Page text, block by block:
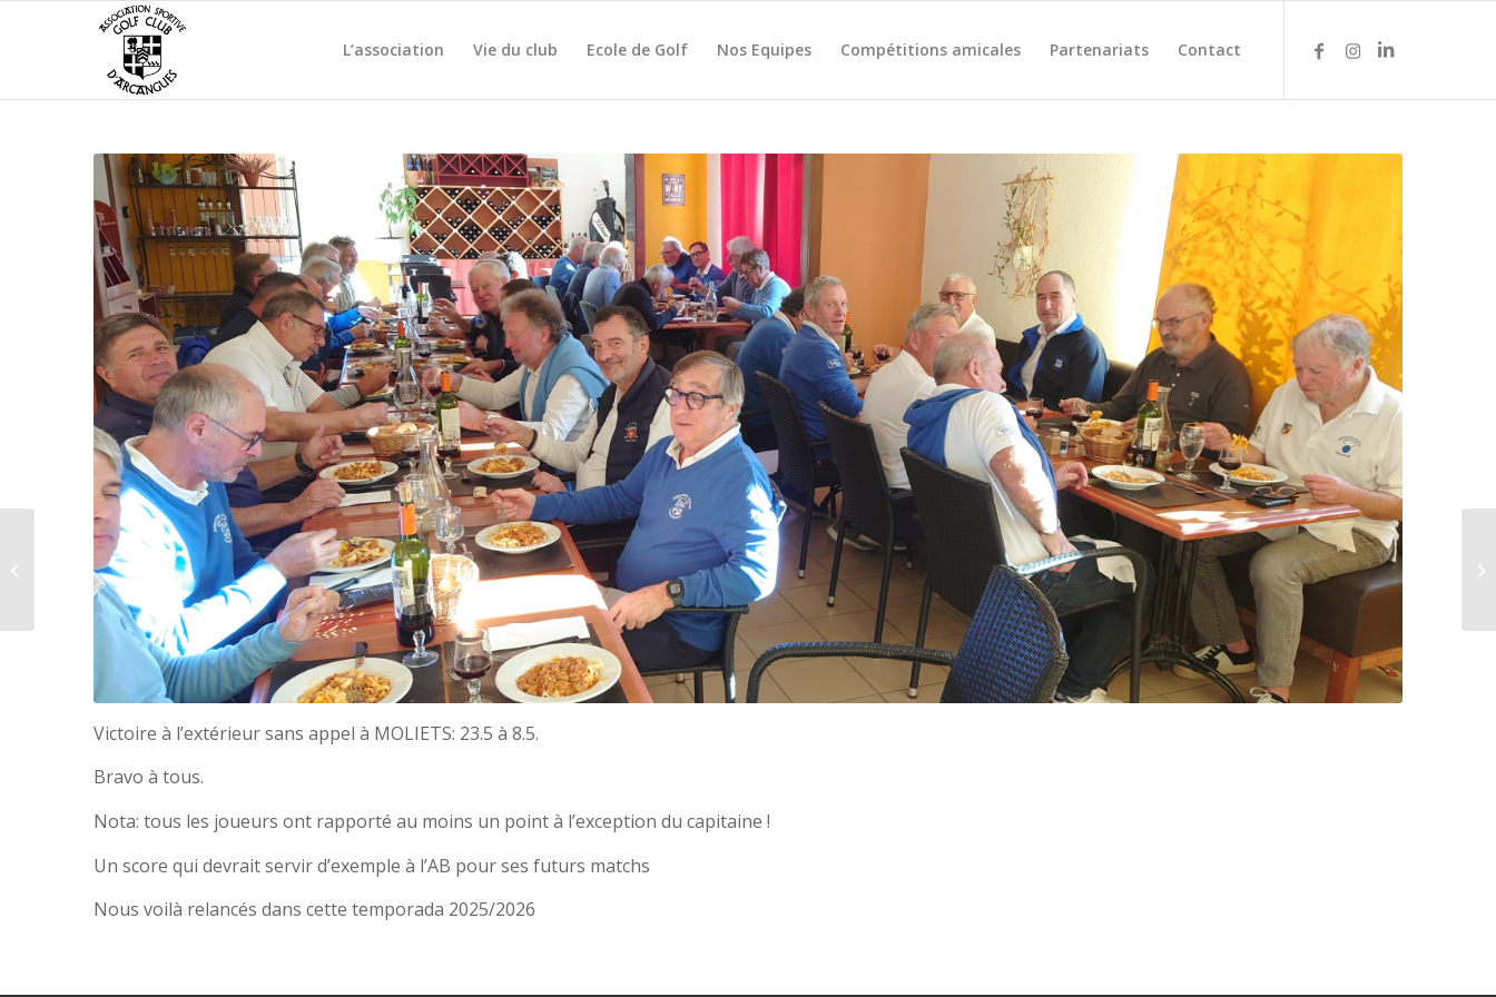
L’association Vie du club Ecole de Golf Nos Equipes Compétitions amicales Partenariats Contact
Victoire à l’extérieur sans appel à MOLIETS: 23.5 à 8.5.
Bravo à tous.
Nota: tous les joueurs ont rapporté au moins un point à l’exception du capitaine !
Un score qui devrait servir d’exemple à l’AB pour ses futurs matchs
Nous voilà relancés dans cette temporada 2025/2026
ECLECTIC d’Hiver 2026